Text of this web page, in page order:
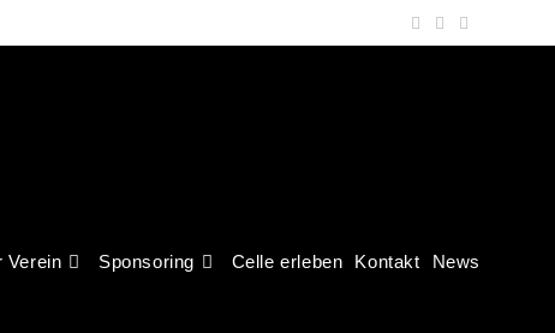
Verein Sponsoring Celle erleben Kontakt News